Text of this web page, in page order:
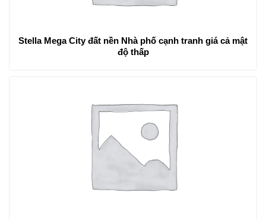
Stella Mega City đất nền Nhà phố cạnh tranh giá cả mật
độ thấp